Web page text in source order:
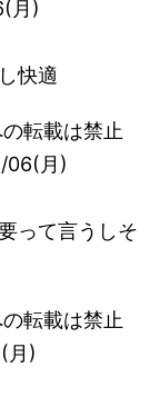
月)
快適
転載は禁止
06(月)
って言うしそ
転載は禁止
月)